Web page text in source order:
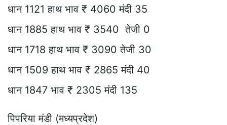
धान 1121 हाथ भाव ₹ 4060 मंदी 35
धान 1885 हाथ भाव ₹ 3540 तेजी 0
धान 1718 हाथ भाव ₹ 3090 तेजी 30
धान 1509 हाथ भाव ₹ 2865 मंदी 40
धान 1847 भाव ₹ 2305 मंदी 135
पिपरिया मंडी (मध्यप्रदेश)